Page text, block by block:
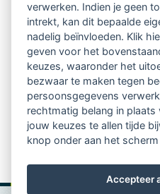
Tijdschrift voor
Begeleidingskunde
Beroepsregistratie
Lid worden van LVSC
verwerken. Indien je geen
intrekt, kan dit bepaalde
nadelig beïnvloeden. Klik
geven voor het
keuzes, waaronder het
bezwaar te maken tegen
persoonsgegevens
rechtmatig belang in
jouw keuzes te allen tijde
knop onder aan het
Accepteer